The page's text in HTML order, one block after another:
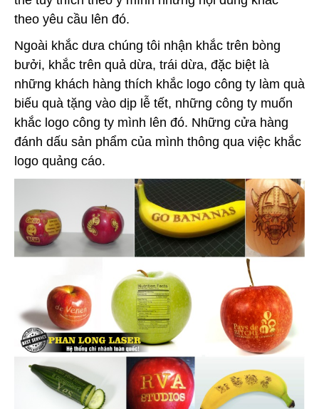
theo yêu cầu lên đó.
Ngoài khắc dưa chúng tôi nhận khắc trên bòng
bưởi, khắc trên quả dừa, trái dừa, đặc biệt là
những khách hàng thích khắc logo công ty làm quà
biếu quà tặng vào dịp lễ tết, những công ty muốn
khắc logo công ty mình lên đó. Những cửa hàng
đánh dấu sản phẩm của mình thông qua việc khắc
logo quảng cáo.